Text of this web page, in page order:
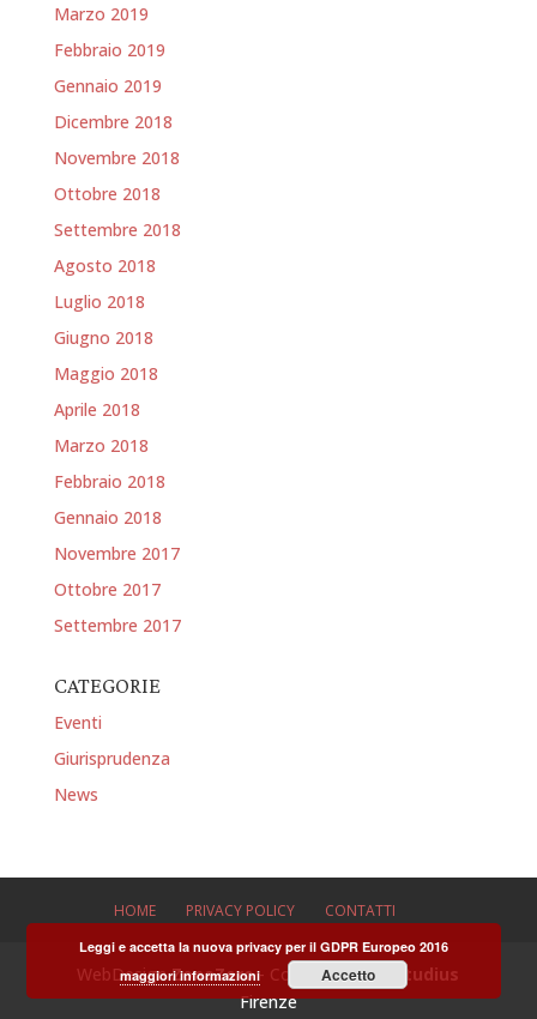
Marzo 2019
Febbraio 2019
Gennaio 2019
Dicembre 2018
Novembre 2018
Ottobre 2018
Settembre 2018
Agosto 2018
Luglio 2018
Giugno 2018
Maggio 2018
Aprile 2018
Marzo 2018
Febbraio 2018
Gennaio 2018
Novembre 2017
Ottobre 2017
Settembre 2017
CATEGORIE
Eventi
Giurisprudenza
News
HOME PRIVACY POLICY CONTATTI
WebDesignZonaZero- Copyright 2025
Studius
Firenze
Leggi e accetta la nuova privacy per il GDPR Europeo 2016
maggiori informazioni
Accetto